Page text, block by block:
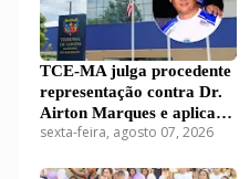
TCE-MA julga procedente
representação contra Dr.
Airton Marques e aplica
multa de R$ 12,2 mil por
sexta-feira, agosto 07, 2026